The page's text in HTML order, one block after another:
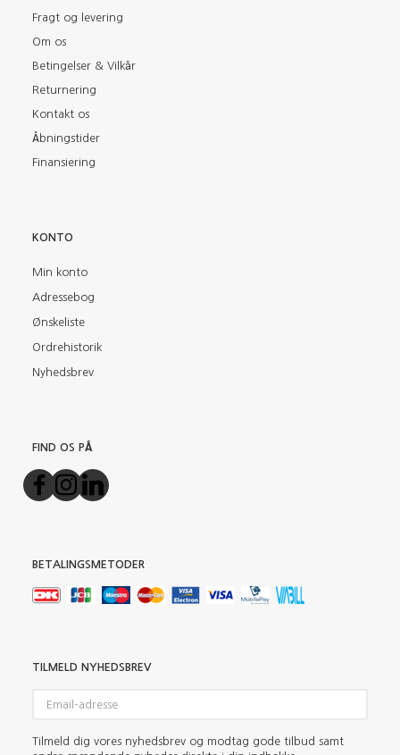
Fragt og levering
Om os
Betingelser & Vilkår
Returnering
Kontakt os
Åbningstider
Finansiering
KONTO
Min konto
Adressebog
Ønskeliste
Ordrehistorik
Nyhedsbrev
FIND OS PÅ
BETALINGSMETODER
TILMELD NYHEDSBREV
adresse
Tilmeld dig vores nyhedsbrev og modtag gode tilbud samt